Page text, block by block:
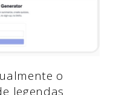
o
legendas